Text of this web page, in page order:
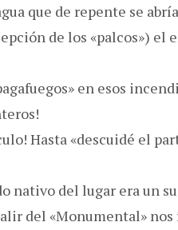
que de repente se
de los «palcos») el
en esos
Hasta «descuidé el
nativo del lugar era un
del «Monumental»